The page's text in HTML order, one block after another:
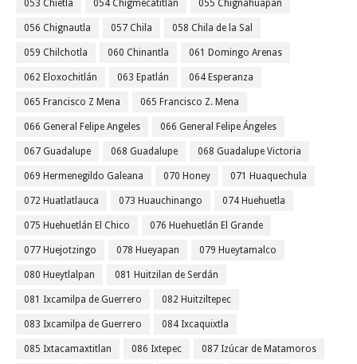
053 Chietla 054 Chigmecatitlán 055 Chignahuapan
056 Chignautla 057 Chila 058 Chila de la Sal
059 Chilchotla 060 Chinantla 061 Domingo Arenas
062 Eloxochitlán 063 Epatlán 064 Esperanza
065 Francisco Z Mena 065 Francisco Z. Mena
066 General Felipe Angeles 066 General Felipe Ángeles
067 Guadalupe 068 Guadalupe 068 Guadalupe Victoria
069 Hermenegildo Galeana 070 Honey 071 Huaquechula
072 Huatlatlauca 073 Huauchinango 074 Huehuetla
075 Huehuetlán El Chico 076 Huehuetlán El Grande
077 Huejotzingo 078 Hueyapan 079 Hueytamalco
080 Hueytlalpan 081 Huitzilan de Serdán
081 Ixcamilpa de Guerrero 082 Huitziltepec
083 Ixcamilpa de Guerrero 084 Ixcaquixtla
085 Ixtacamaxtitlan 086 Ixtepec 087 Izúcar de Matamoros